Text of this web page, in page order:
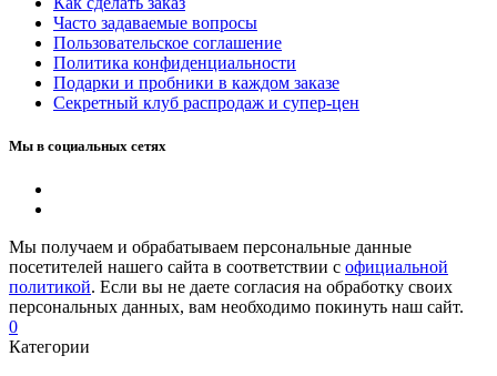
Часто задаваемые вопросы
Пользовательское соглашение
Политика конфиденциальности
Подарки и пробники в каждом заказе
Секретный клуб распродаж и супер-цен
Мы в социальных сетях
Мы получаем и обрабатываем персональные данные
посетителей нашего сайта в соответствии с официальной
политикой. Если вы не даете согласия на обработку своих
персональных данных, вам необходимо покинуть наш сайт.
0
Категории